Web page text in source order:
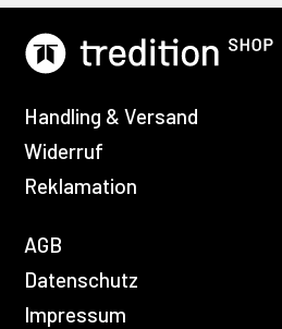
Handling & Versand
Widerruf
Reklamation
AGB
Datenschutz
Impressum